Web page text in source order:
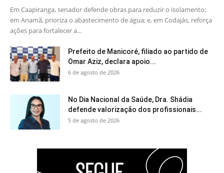
Em Caapiranga, senador defende obras para reduzir o isolamento;
em Anamã, prioriza o abastecimento de água; e, em Codajás, reforça
ações para fortalecer a...
Prefeito de Manicoré, filiado ao partido de
Omar Aziz, declara apoio...
6 de agosto de 2026
No Dia Nacional da Saúde, Dra. Shádia
defende valorização dos profissionais...
5 de agosto de 2026